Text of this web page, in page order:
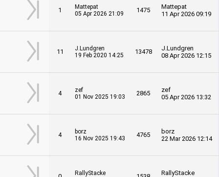
1
Mattepat
05 Apr 2026 21:09
1475
Mattepat
11 Apr 2026 09:19
11
J.Lundgren
19 Feb 2020 14:25
13478
J.Lundgren
08 Apr 2026 12:15
4
zef
01 Nov 2025 19:03
2865
zef
05 Apr 2026 13:32
4
borz
16 Nov 2025 19:43
4765
borz
22 Mar 2026 12:14
RallyStacke
RallyStacke